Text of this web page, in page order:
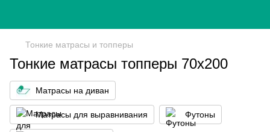
Тонкие матрасы и топперы
Тонкие матрасы топперы 70х200
Матрасы на диван
Матрасы для выравнивания Футоны